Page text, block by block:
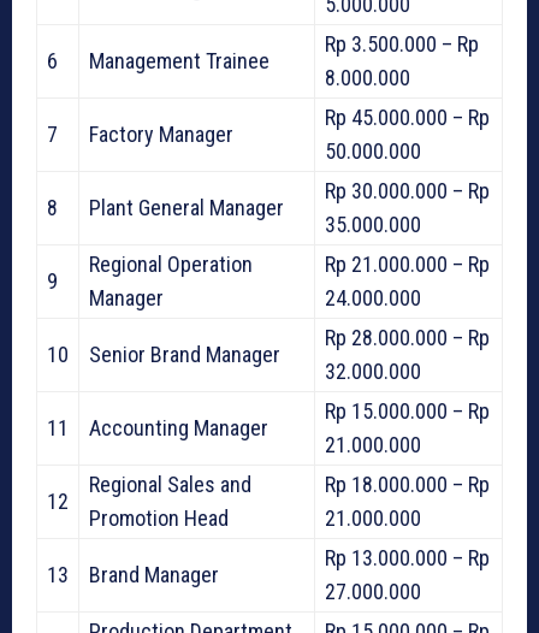
6 Management Trainee
Rp 3.500.000 – Rp
8.000.000
7 Factory Manager
Rp 45.000.000 – Rp
50.000.000
8 Plant General Manager
Rp 30.000.000 – Rp
35.000.000
9
Regional Operation
Manager
Rp 21.000.000 – Rp
24.000.000
10 Senior Brand Manager
Rp 28.000.000 – Rp
32.000.000
11 Accounting Manager
Rp 15.000.000 – Rp
21.000.000
12
Regional Sales and
Promotion Head
Rp 18.000.000 – Rp
21.000.000
13 Brand Manager
Rp 13.000.000 – Rp
27.000.000